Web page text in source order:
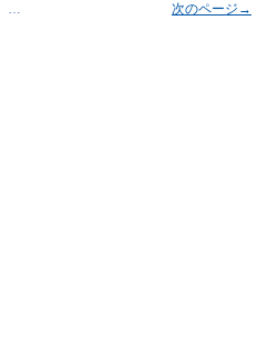
… 次のページ→